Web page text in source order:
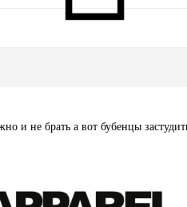
не брать а вот бубенцы